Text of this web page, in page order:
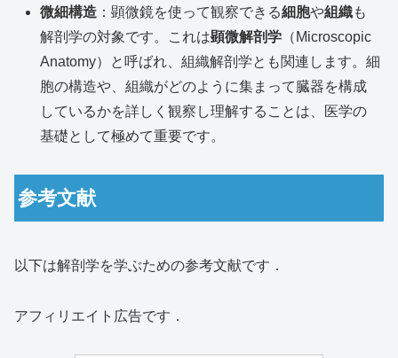
微細構造 ：顕微鏡を使って観察できる細胞や組織も
解剖学の対象です。これは顕微解剖学 （Microscopic
Anatomy）と呼ばれ、組織解剖学とも関連します。細
胞の構造や、組織がどのように集まって臓器を構成
しているかを詳しく観察し理解することは、医学の
基礎として極めて重要です。
参考文献
以下は解剖学を学ぶための参考文献です．
アフィリエイト広告です．